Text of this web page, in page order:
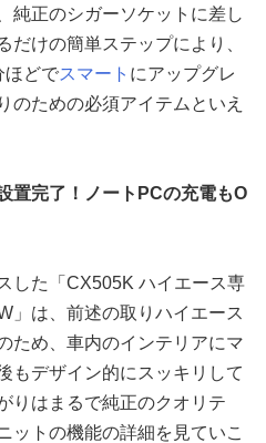
純正のシガーソケットに差し
だけの簡単ステップにより、
ほどでスマート にアップグレ
のための必須アイテムといえ
置完了！ノートPCの充電もO
した「CX505K ハイエース専
」は、前述の取りハイエース
ため、車内のインテリアにマ
もデザイン的にスッキリして
りはまるで純正のクオリテ
ットの機能の詳細を見ていこ